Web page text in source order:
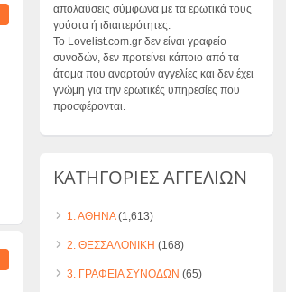
απολαύσεις σύμφωνα με τα ερωτικά τους
γούστα ή ιδιαιτερότητες.
Το Lovelist.com.gr δεν είναι γραφείο
συνοδών, δεν προτείνει κάποιο από τα
άτομα που αναρτούν αγγελίες και δεν έχει
γνώμη για την ερωτικές υπηρεσίες που
προσφέρονται.
ΚΑΤΗΓΟΡΙΕΣ ΑΓΓΕΛΙΩΝ
1. ΑΘΗΝΑ(1,613)
2. ΘΕΣΣΑΛΟΝΙΚΗ (168)
3. ΓΡΑΦΕΙΑ ΣΥΝΟΔΩΝ (65)